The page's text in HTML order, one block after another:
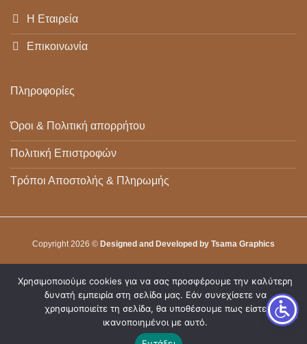
Η Εταιρεία
Επικοινωνία
Πληροφορίες
Όροι & Πολιτική απορρήτου
Πολιτική Επιστροφών
Τρόποι Αποστολής & Πληρωμής
Copyright 2026 © Designed and Developed by Tsama Graphics
Χρησιμοποιούμε cookies για να σας προσφέρουμε την καλύτερη
δυνατή εμπειρία στη σελίδα μας. Εάν συνεχίσετε να
χρησιμοποιείτε τη σελίδα, θα υποθέσουμε πως είστε
ικανοποιημένοι με αυτό.